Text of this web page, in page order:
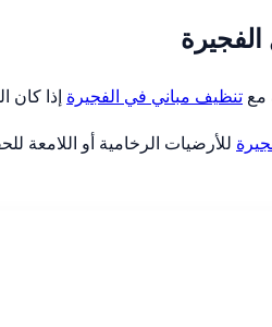
مع تنظيف مباني في الفجيرة إذا كان
للأرضيات الرخامية أو اللامعة